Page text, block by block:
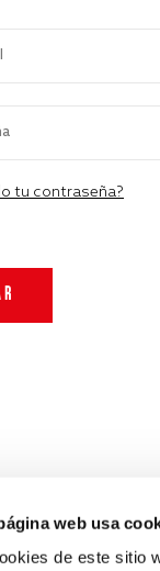
web usa
de este sitio
tu contraseña?